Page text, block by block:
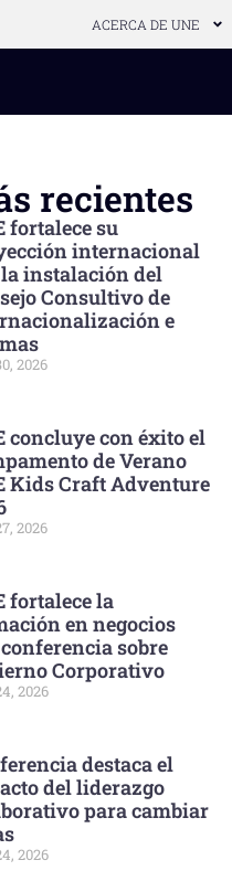
ACERCA DE UNE
recientes
fortalece su
internacional
instalación del
Consultivo de
e
2026
concluye con éxito el
de Verano
Kids Craft Adventure
2026
fortalece la
en negocios
sobre
Corporativo
2026
destaca el
del liderazgo
para cambiar
2026